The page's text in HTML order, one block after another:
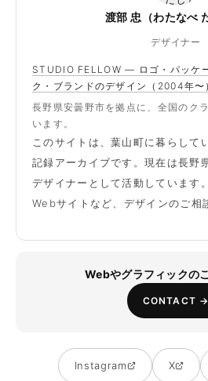
このサイトは、葉山町に暮らし
記録アーカイブです。現在は長野
デザイナーとして活動しています
Webサイトなど、デザインのご相
渡部 忠（わたなべ
デザイナー
STUDIO FELLOW — ロゴ・パッケ
ク・ブランドのデザイン（2004年〜
長野県安曇野市を拠点に、全国のク
います。
Webやグラフィックの
CONTACT →
Instagram X